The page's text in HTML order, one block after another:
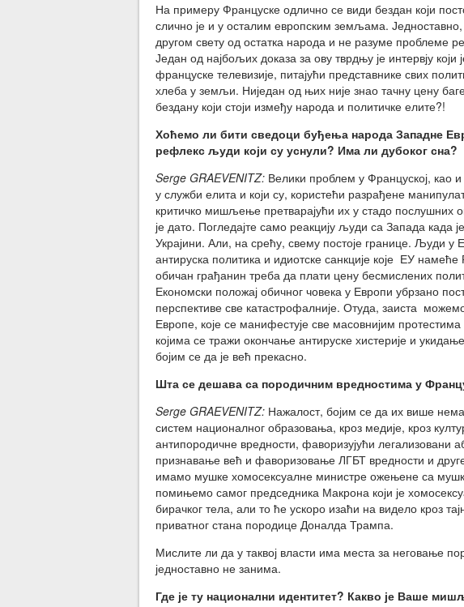
На примеру Француске одлично се види бездан који
слично је и у осталим европским земљама.
другом свету од остатка народа и не разуме проблеме
Један од најбољих доказа за ову тврдњу је интервју
француске телевизије, питајући представнике свих
хлеба у земљи. Ниједан од њих није знао тачну цену
бездану који стоји између народа и политичке елите?!
Хоћемо ли бити сведоци буђења народа Западне
рефлекс људи који су уснули? Има ли дубоког сна?
Serge GRAEVENITZ: Велики проблем у Француској, као и
у служби елита и који су, користећи разрађене
критичко мишљење претварајући их у стадо послушних
је дато. Погледајте само реакцију људи са Запада када
Украјини. Али, на срећу, свему постоје границе. Људи у
антируска политика и идиотске санкције које ЕУ
обичан грађанин треба да плати цену бесмислених
Економски положај обичног човека у Европи убрзано
перспективе све катастрофалније. Отуда, заиста
Европе, које се манифестује све масовнијим
којима се тражи окончање антируске хистерије и
бојим се да је већ прекасно.
Шта се дешава са породичним вредностима у
Serge GRAEVENITZ: Нажалост, бојим се да их више
систем националног образовања, кроз медије, кроз
антипородичне вредности, фаворизујући легализовани
признавање већ и фаворизовање ЛГБТ вредности и
имамо мушке хомосексуалне министре ожењене са
помињемо самог председника Макрона који је
бирачког тела, али то ће ускоро изаћи на видело кроз
приватног стана породице Доналда Трампа.
Мислите ли да у таквој власти има места за неговање
једноставно не занима.
Где је ту национални идентитет? Какво је Ваше